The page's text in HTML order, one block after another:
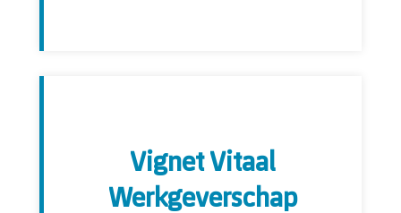
Vignet Vitaal
Werkgeverschap